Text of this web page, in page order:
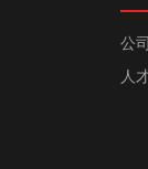
公
人